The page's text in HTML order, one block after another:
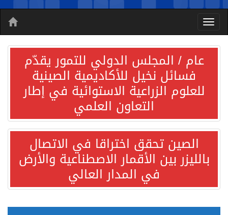
عام / المجلس الدولي للتمور يقدّم
فسائل نخيل للأكاديمية الصينية
للعلوم الزراعية الاستوائية في إطار
التعاون العلمي
الصين تحقق اختراقا في الاتصال
بالليزر بين الأقمار الاصطناعية والأرض
في المدار العالي